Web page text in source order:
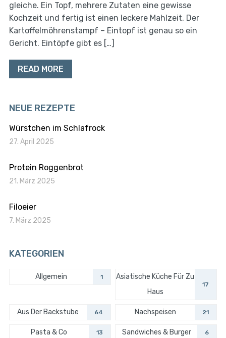
gleiche. Ein Topf, mehrere Zutaten eine gewisse
Kochzeit und fertig ist einen leckere Mahlzeit. Der
Kartoffelmöhrenstampf – Eintopf ist genau so ein
Gericht. Eintöpfe gibt es […]
READ MORE
NEUE REZEPTE
Würstchen im Schlafrock
27. April 2025
Protein Roggenbrot
21. März 2025
Filoeier
7. März 2025
KATEGORIEN
Allgemein 1
Asiatische Küche Für Zu
Haus
17
Aus Der Backstube 64 Nachspeisen 21
Pasta & Co 13 Sandwiches & Burger 6